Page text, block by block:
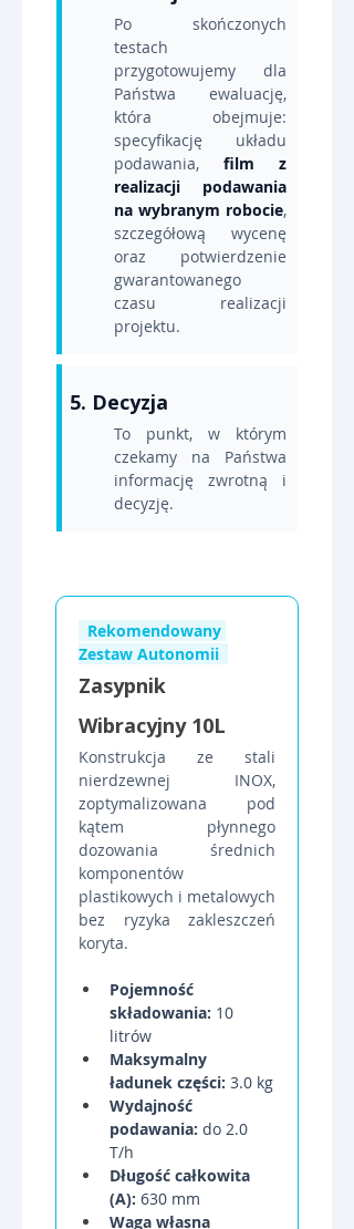
Po skończonych
testach
przygotowujemy dla
Państwa ewaluację,
która obejmuje:
specyfikację układu
podawania, film z
realizacji podawania
na wybranym robocie,
szczegółową wycenę
oraz potwierdzenie
gwarantowanego
czasu realizacji
projektu.
5. Decyzja
To punkt, w którym
czekamy na Państwa
informację zwrotną i
decyzję.
Zestaw Autonomii
Zasypnik
Wibracyjny 10L
Konstrukcja ze stali
nierdzewnej INOX,
zoptymalizowana pod
kątem płynnego
dozowania średnich
komponentów
plastikowych i metalowych
bez ryzyka zakleszczeń
koryta.
Pojemność
składowania: 10
litrów
Maksymalny
ładunek części: 3.0 kg
Wydajność
podawania: do 2.0
T/h
Długość całkowita
(A): 630 mm
Waga własna